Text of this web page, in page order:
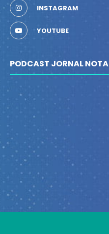
INSTAGRAM
YOUTUBE
PODCAST JORNAL NOTA